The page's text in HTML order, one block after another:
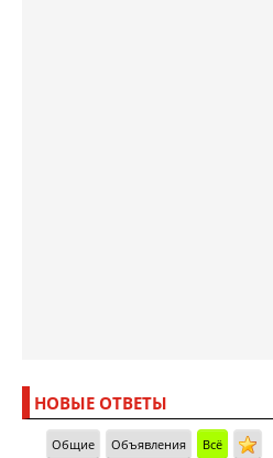
НОВЫЕ ОТВЕТЫ
Общие Объявления Всё